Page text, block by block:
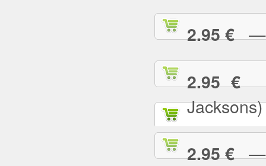
2.95 €—
2.95 €—
Jacksons)
2.95 €—